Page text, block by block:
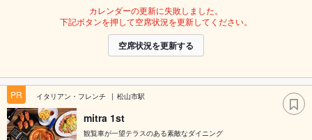
カレンダーの更新に失敗しました。
下記ボタンを押して空席状況を更新してください。
空席状況を更新する
PR イタリアン・フレンチ 松山市駅
mitra 1st
観覧車が一望テラスのある素敵なダイニング